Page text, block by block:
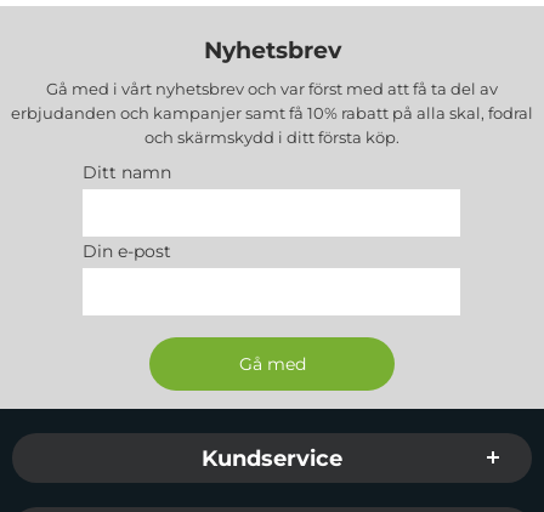
Nyhetsbrev
Gå med i vårt nyhetsbrev och var först med att få ta del av
erbjudanden och kampanjer samt få 10% rabatt på alla skal, fodral
och skärmskydd i ditt första köp.
Ditt namn
Din e-post
Sidfot Blandad info och länkar
Kundservice